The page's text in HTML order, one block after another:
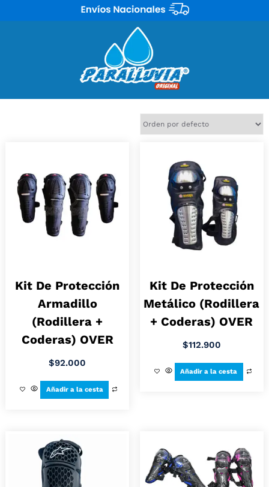
Kit De Protección
Armadillo
(Rodillera +
Coderas) OVER
$92.000
Añadir a la cesta
Kit De Protección
Metálico (Rodillera
+ Coderas) OVER
$112.900
Añadir a la cesta